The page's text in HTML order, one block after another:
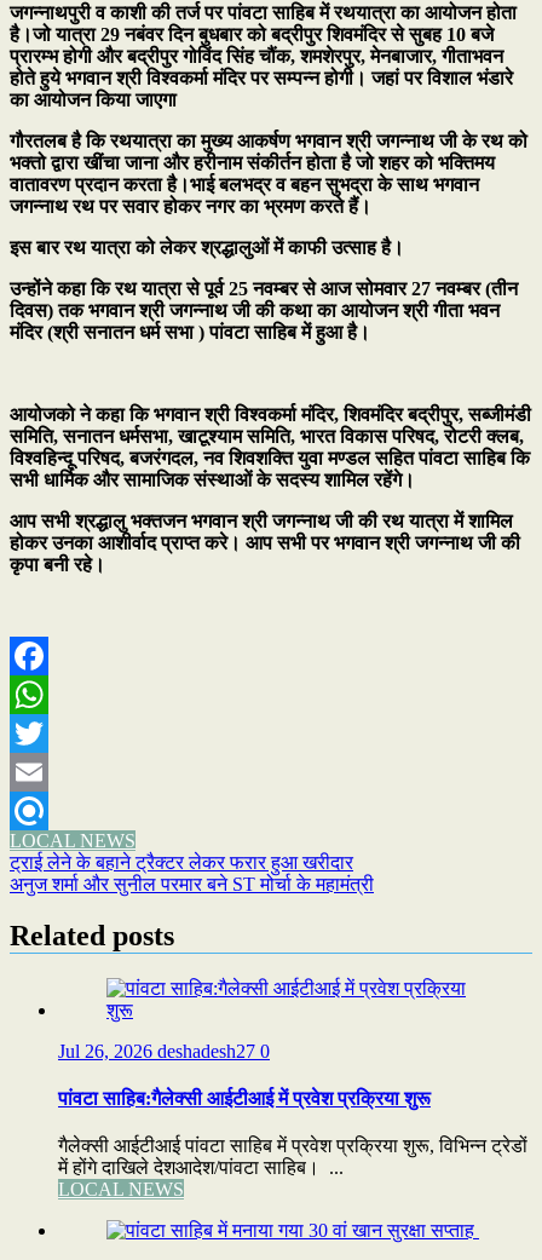
जगन्नाथपुरी व काशी की तर्ज पर पांवटा साहिब में रथयात्रा का आयोजन होता
है।जोयात्रा 29 नबंवर दिन बुधबार को बद्रीपुर शिवमंदिर से सुबह 10 बजे
प्रारम्भ होगी और बद्रीपुर गोविंद सिंह चौंक, शमशेरपुर, मेनबाजार, गीताभवन
होते हुये भगवान श्री विश्वकर्मा मंदिर पर सम्पन्न होगी। जहां पर विशाल भंडारे
का आयोजन किया जाएगा
गौरतलब है कि रथयात्रा का मुख्य आकर्षण भगवान श्री जगन्नाथ जी के रथ को
भक्तो द्वारा खींचा जाना और हरीनाम संकीर्तन होता है जो शहर को भक्तिमय
वातावरण प्रदान करता है।भाई बलभद्र व बहन सुभद्रा के साथ भगवान
जगन्नाथ रथ पर सवार होकर नगर का भ्रमण करते हैं।
इस बार रथ यात्रा को लेकर श्रद्धालुओं में काफी उत्साह है।
उन्होंने कहा कि रथ यात्रा से पूर्व 25 नवम्बर से आज सोमवार 27 नवम्बर (तीन
दिवस) तक भगवान श्री जगन्नाथ जी की कथा का आयोजन श्री गीता भवन
मंदिर (श्री सनातन धर्म सभा ) पांवटा साहिब में हुआ है।
आयोजको ने कहा कि भगवान श्री विश्वकर्मा मंदिर, शिवमंदिर बद्रीपुर, सब्जीमंडी
समिति, सनातन धर्मसभा, खाटूश्याम समिति, भारत विकास परिषद, रोटरी क्लब,
विश्वहिन्दू परिषद, बजरंगदल, नव शिवशक्ति युवा मण्डल सहित पांवटा साहिब कि
सभी धार्मिक और सामाजिक संस्थाओं के सदस्य शामिल रहेंगे।
आप सभी श्रद्धालु भक्तजन भगवान श्री जगन्नाथ जी की रथ यात्रा में शामिल
होकर उनका आशीर्वाद प्राप्त करे। आप सभी पर भगवान श्री जगन्नाथ जी की
कृपा बनी रहे।
Facebook
WhatsApp
Twitter
Email
Refind
LOCAL NEWS
Post
navigation
ट्राई लेने के बहाने ट्रैक्टर लेकर फरार हुआ खरीदार
अनुज शर्मा और सुनील परमार बने ST मोर्चा के महामंत्री
Related posts
Jul 26, 2026 deshadesh27 0
पांवटा साहिब:गैलेक्सी आईटीआई में प्रवेश प्रक्रिया शुरू
गैलेक्सी आईटीआई पांवटा साहिब में प्रवेश प्रक्रिया शुरू, विभिन्न ट्रेडों
में होंगे दाखिले देशआदेश/पांवटा साहिब। ...
LOCAL NEWS